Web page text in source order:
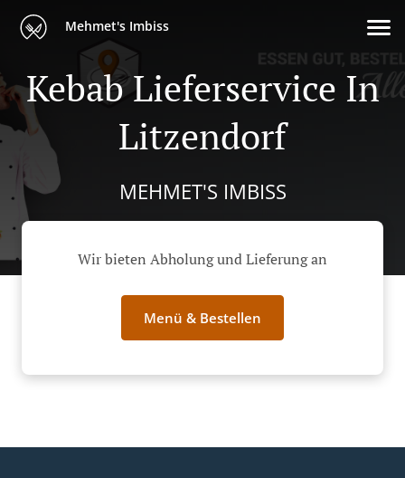
Mehmet's Imbiss
Kebab Lieferservice In
Litzendorf
MEHMET'S IMBISS
Wir bieten Abholung und Lieferung an
Menü & Bestellen